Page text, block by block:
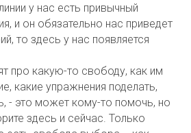
у нас есть привычный
и он обязательно нас приведет
то здесь у нас появляется
про какую-то свободу, как им
какие упражнения поделать,
- это может кому-то помочь, но
здесь и сейчас. Только